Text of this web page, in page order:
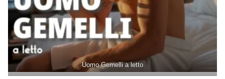
Uomo Gemelli a letto